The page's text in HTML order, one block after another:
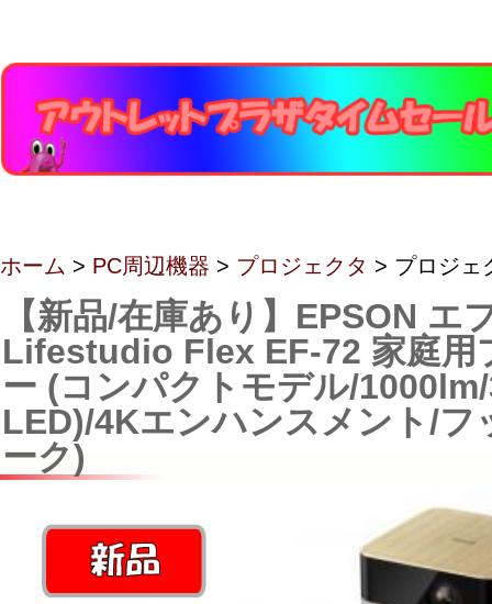
ホーム > PC周辺機器 > プロジェクタ > プロジェ
【新品/在庫あり】EPSON エ
Lifestudio Flex EF-72 家庭用
ー (コンパクトモデル/
LED)/4Kエンハンスメント/フ
ーク)